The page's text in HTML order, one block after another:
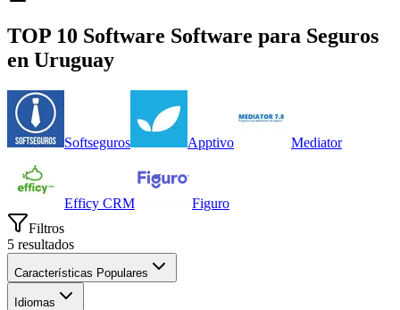
TOP 10 Software Software para Seguros
en Uruguay
Softseguros Apptivo Mediator
Efficy CRM
Figuro
Filtros
5 resultados
Características Populares
Idiomas